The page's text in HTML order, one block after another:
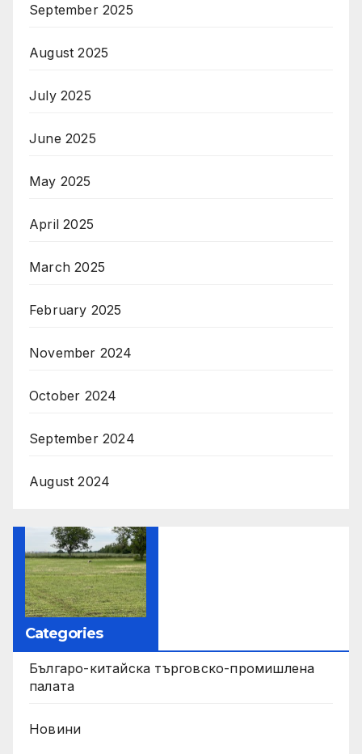
September 2025
August 2025
July 2025
June 2025
May 2025
April 2025
March 2025
February 2025
November 2024
October 2024
September 2024
August 2024
Categories
Българо-китайска търговско-промишлена
палата
Новини